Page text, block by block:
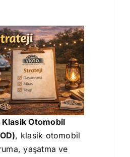
Otomobil
, klasik otomobil
yaşatma ve